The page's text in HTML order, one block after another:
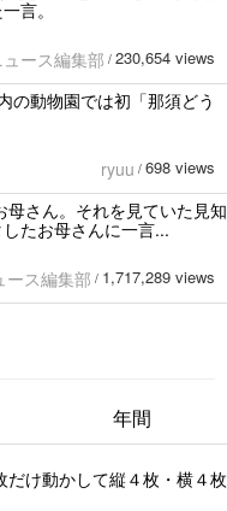
言。
ース編集部 / 230,654 views
の動物園では初「那須どう
ryuu / 698 views
母さん。それを見ていた見知
たお母さんに一言...
ース編集部 / 1,717,289 views
年間
だけ動かして縦４枚・横４枚